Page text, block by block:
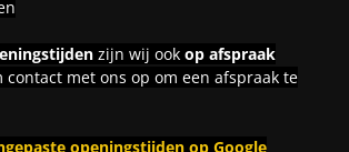
zijn wij ook op afspraak
contact met ons op om een afspraak te
openingstijden op Google